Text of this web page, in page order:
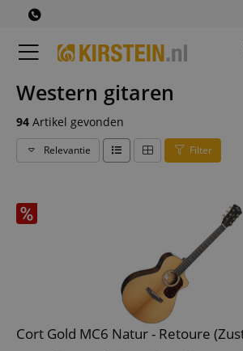
Western gitaren
94 Artikel gevonden
Relevantie Filter
Cort Gold MC6 Natur - Retoure